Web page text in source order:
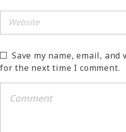
Save my name, email,
for the next time I comment.